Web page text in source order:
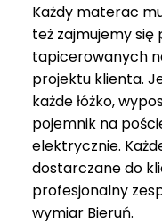
Każdy materac
też zajmujemy się
tapicerowanych
projektu klienta.
każde łóżko,
pojemnik na
elektrycznie.
dostarczane do
profesjonalny
wymiar Bieruń.